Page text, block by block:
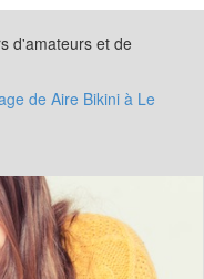
d'amateurs et de
de Aire Bikini à Le